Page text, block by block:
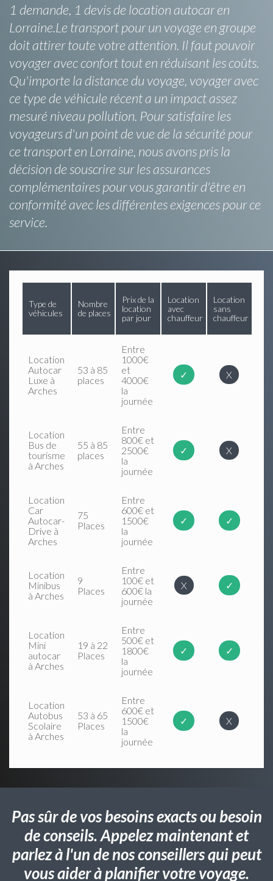
1 demande, 1 devis de location autocar en
Lorraine.Le transport pour un voyage en groupe
doit attirer toute votre attention. Il faut pouvoir
voyager avec confort tout en réduisant les coûts.
Qu'importe la distance du voyage, voyager avec
ce type de véhicule récent a un impact assez
mesuré niveau pollution. Pour satisfaire les
voyageurs d'un point de vue de la sécurité pour
ce transport en Lorraine, nous avons pris la
décision de souscrire sur les assurances
complémentaires pour vous garantir d'être en
conformité avec les différentes exigences pour ce
service.
Type de
véhicules
Nombre
de places
Prix de la
location
par jour
Location
avec
chauffeur
Location
sans
chauffeur
Location
Autocar
Luxe à
Arches
53 à 85
places
Entre
1000€
et
4000€
la
journée
✓ X
Location
Bus de
tourisme
à Arches
55 à 85
places
Entre
800€ et
2500€
la
journée
✓ X
Location
Car
Autocar-
Drive à
Arches
75
Places
Entre
600€ et
1500€
la
journée
✓ ✓
Location
Minibus
à Arches
9
Places
Entre
100€ et
600€ la
journée
X ✓
Location
Mini
autocar
à Arches
19 à 22
Places
Entre
500€ et
1800€
la
journée
✓ ✓
Location
Autobus
Scolaire
à Arches
53 à 65
Places
Entre
600€ et
1500€
la
journée
✓ X
Pas sûr de vos besoins exacts ou besoin
de conseils. Appelez maintenant et
parlez à l'un de nos conseillers qui peut
vous aider à planifier votre voyage.